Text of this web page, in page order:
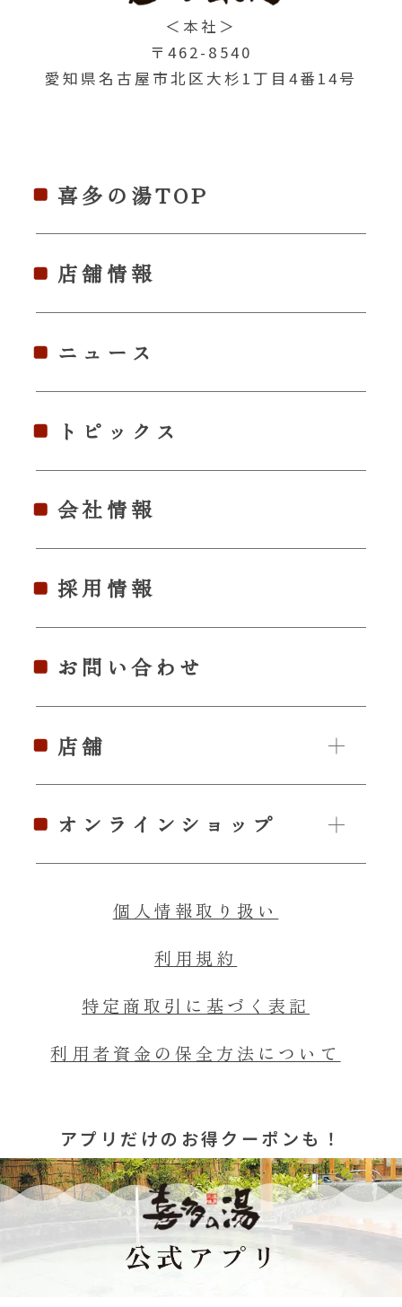
＜本社＞
〒462-8540
愛知県名古屋市北区大杉1丁目4番14号
喜多の湯TOP
店舗情報
ニュース
トピックス
会社情報
採用情報
お問い合わせ
店舗
オンラインショップ
個人情報取り扱い
利用規約
特定商取引に基づく表記
利用者資金の保全方法について
アプリだけのお得クーポンも！